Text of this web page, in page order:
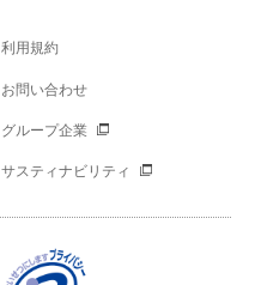
利用規約
お問い合わせ
グループ企業
サスティナビリティ